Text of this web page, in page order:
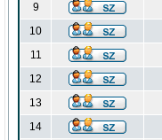
9
10
11
12
13
14